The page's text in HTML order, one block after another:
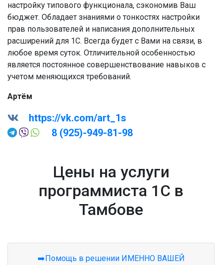
настройку типового функционала, сэкономив Ваш
бюджет. Обладает знаниями о тонкостях настройки
прав пользователей и написания дополнительных
расширений для 1С. Всегда будет с Вами на связи, в
любое время суток. Отличительной особенностью
является постоянное совершенствование навыков с
учетом меняющихся требований.
Артём
https://vk.com/art_1s
8 (925)-949-81-98
Цены на услуги
программиста 1С в
Тамбове
➡️Помощь в решении ИМЕННО ВАШЕЙ